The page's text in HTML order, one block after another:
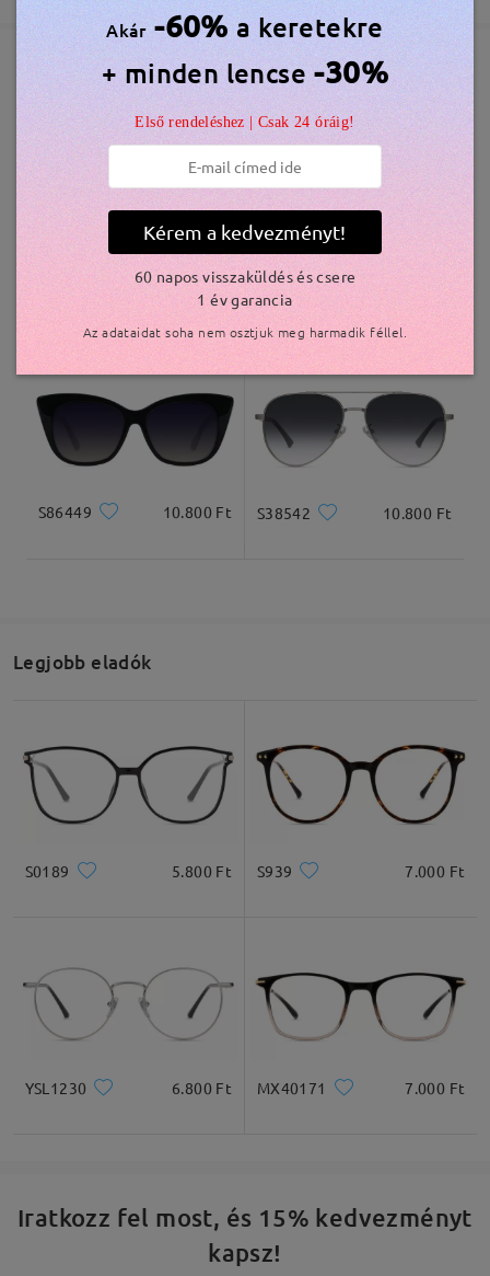
Elküldve
szállítási idő
5-7 munkanap
részletek
Kiszállítva
Hasonló keretek
OBMT2007 11.000 Ft S65308 11.000 Ft
S86449 10.800 Ft S38542 10.800 Ft
Legjobb eladók
S0189 5.800 Ft S939 7.000 Ft
YSL1230 6.800 Ft MX40171 7.000 Ft
Iratkozz fel most, és 15% kedvezményt
kapsz!
Akár -60% a keretekre
+ minden lencse -30%
Első rendeléshez | Csak 24 óráig!
Kérem a kedvezményt!
60 napos visszaküldés és csere
1 év garancia
Az adataidat soha nem osztjuk meg harmadik féllel.